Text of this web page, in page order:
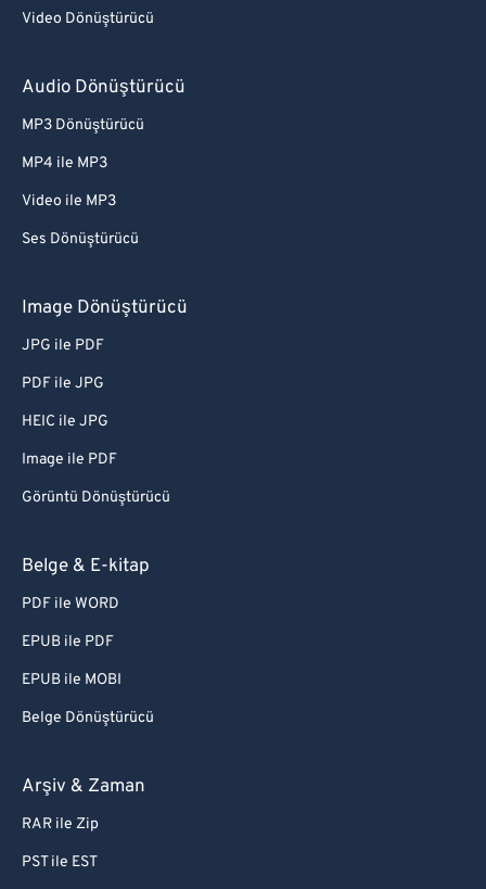
Video Dönüştürücü
Audio Dönüştürücü
MP3 Dönüştürücü
MP4 ile MP3
Video ile MP3
Ses Dönüştürücü
Image Dönüştürücü
JPG ile PDF
PDF ile JPG
HEIC ile JPG
Image ile PDF
Görüntü Dönüştürücü
Belge & E-kitap
PDF ile WORD
EPUB ile PDF
EPUB ile MOBI
Belge Dönüştürücü
Arşiv & Zaman
RAR ile Zip
PST ile EST